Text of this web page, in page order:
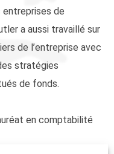
entreprises de
a aussi travaillé sur
de l’entreprise avec
stratégies
de fonds.
en comptabilité